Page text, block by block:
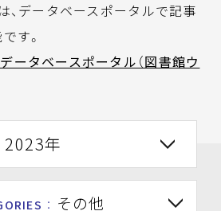
、データベースポータルで記事
す。
ータベースポータル（図書館ウ
2023年
： その他